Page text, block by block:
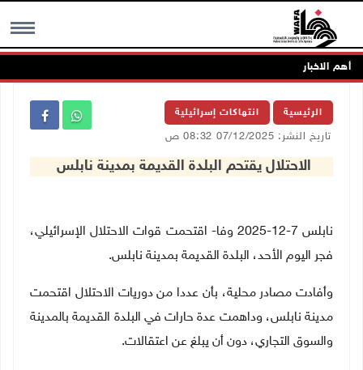
MENU أهم الاخبار
الرئيسية انتهاكات إسرائيلية
تاريخ النشر: 07/12/2025 08:32 ص
الاحتلال يقتحم البلدة القديمة بمدينة نابلس
نابلس 7-12-2025 وفا- اقتحمت قوات الاحتلال الإسرائيلي،
فجر اليوم الأحد، البلدة القديمة بمدينة نابلس.
وأفادت مصادر محلية، بأن عددا من دوريات الاحتلال اقتحمت
مدينة نابلس، وداهمت عدة حارات في البلدة القديمة بالمدينة
والسوق التجاري، دون أن يبلغ عن اعتقالات.